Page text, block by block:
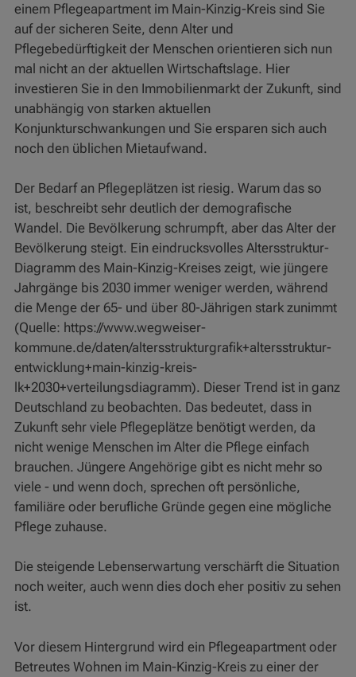
einem Pflegeapartment im Main-Kinzig-Kreis sind Sie
auf der sicheren Seite, denn Alter und
Pflegebedürftigkeit der Menschen orientieren sich nun
mal nicht an der aktuellen Wirtschaftslage. Hier
investieren Sie in den Immobilienmarkt der Zukunft, sind
unabhängig von starken aktuellen
Konjunkturschwankungen und Sie ersparen sich auch
noch den üblichen Mietaufwand.
Der Bedarf an Pflegeplätzen ist riesig. Warum das so
ist, beschreibt sehr deutlich der demografische
Wandel. Die Bevölkerung schrumpft, aber das Alter der
Bevölkerung steigt. Ein eindrucksvolles Altersstruktur-
Diagramm des Main-Kinzig-Kreises zeigt, wie jüngere
Jahrgänge bis 2030 immer weniger werden, während
die Menge der 65- und über 80-Jährigen stark zunimmt
(Quelle: https://www.wegweiser-
kommune.de/daten/altersstrukturgrafik+altersstruktur-
entwicklung+main-kinzig-kreis-
lk+2030+verteilungsdiagramm). Dieser Trend ist in ganz
Deutschland zu beobachten. Das bedeutet, dass in
Zukunft sehr viele Pflegeplätze benötigt werden, da
nicht wenige Menschen im Alter die Pflege einfach
brauchen. Jüngere Angehörige gibt es nicht mehr so
viele - und wenn doch, sprechen oft persönliche,
familiäre oder berufliche Gründe gegen eine mögliche
Pflege zuhause.
Die steigende Lebenserwartung verschärft die Situation
noch weiter, auch wenn dies doch eher positiv zu sehen
ist.
Vor diesem Hintergrund wird ein Pflegeapartment oder
Betreutes Wohnen im Main-Kinzig-Kreis zu einer der